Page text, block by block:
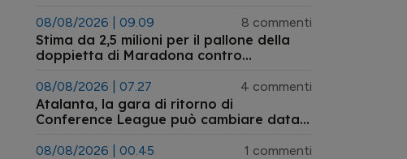
08/08/2026 | 09.09 8 commenti
Stima da 2,5 milioni per il pallone della
doppietta di Maradona contro
all'asta
08/08/2026 | 07.27 4 commenti
Atalanta, la gara di ritorno di
Conference League può cambiare data:
agosto
08/08/2026 | 00.45 1 commenti